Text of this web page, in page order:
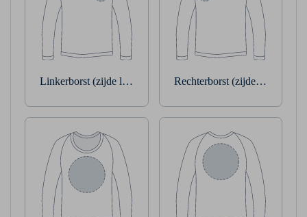
Linkerborst (zijde linkerarm) Rechterborst (zijde